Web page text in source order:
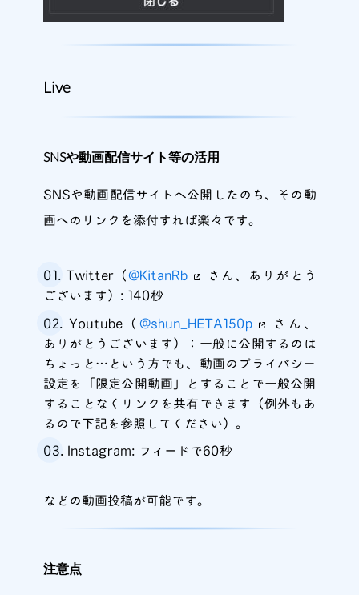
Live
SNSや動画配信サイト等の活用
SNSや動画配信サイトへ公開したのち、その動
画へのリンクを添付すれば楽々です。
Twitter（@KitanRb さん、ありがとう
ございます）: 140秒
Youtube（ @shun_HETA150p さん、
ありがとうございます）：一般に公開するのは
ちょっと…という方でも、動画のプライバシー
設定を「限定公開動画」とすることで一般公開
することなくリンクを共有できます（例外もあ
るので下記を参照してください）。
Instagram: フィードで60秒
などの動画投稿が可能です。
注意点